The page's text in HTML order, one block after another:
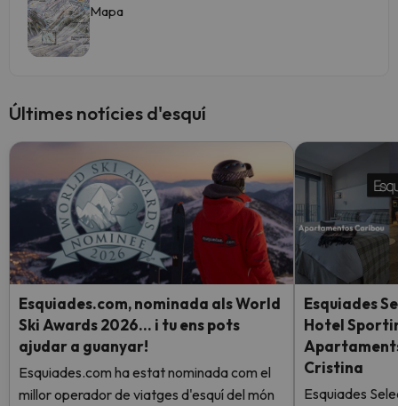
Mapa
Últimes notícies d'esquí
Esquiades.com, nominada als World
Ski Awards 2026… i tu ens pots
ajudar a guanyar!
Esquiades.com ha estat nominada com el
millor operador de viatges d'esquí del món
Esquiades
Hotel
Cristina
Esquiades